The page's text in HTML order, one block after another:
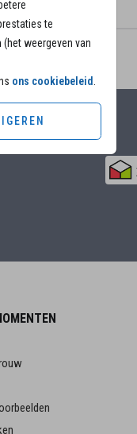
te
weergeven van
ons cookiebeleid
/ 5